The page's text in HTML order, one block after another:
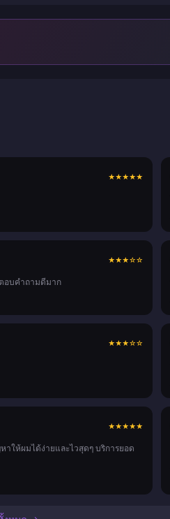
★★★★★
★★★☆☆
อบคำถามดีมาก
★★★☆☆
★★★★★
ให้ผมได้ง่ายและไวสุดๆ บริการยอด